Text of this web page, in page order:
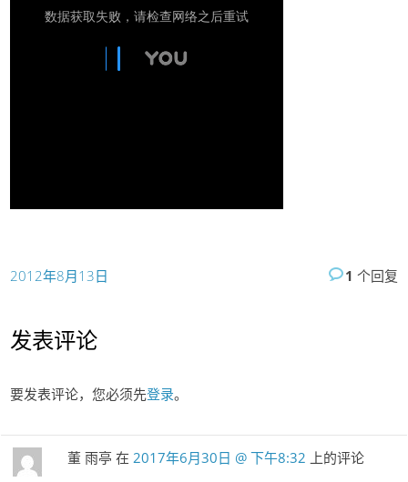
2012年8月13日 1 个回复
发表评论
要发表评论，您必须先登录。
董 雨亭 在 2017年6月30日 @ 下午8:32 上的评论